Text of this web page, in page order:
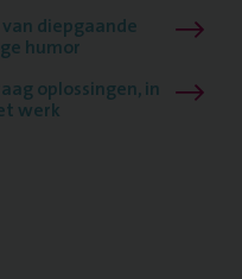
diepgaande
humor
oplossingen, in
werk